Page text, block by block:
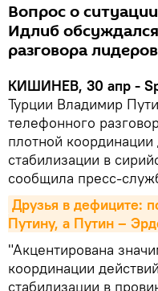
Вопрос о
Идлиб
разговора
КИШИНЕВ, 30 апр -
Турции Владимир
телефонного
плотной
стабилизации в
сообщила пресс-
Друзья в дефиците:
Путину, а Путин –
"Акцентирована
координации
стабилизации в